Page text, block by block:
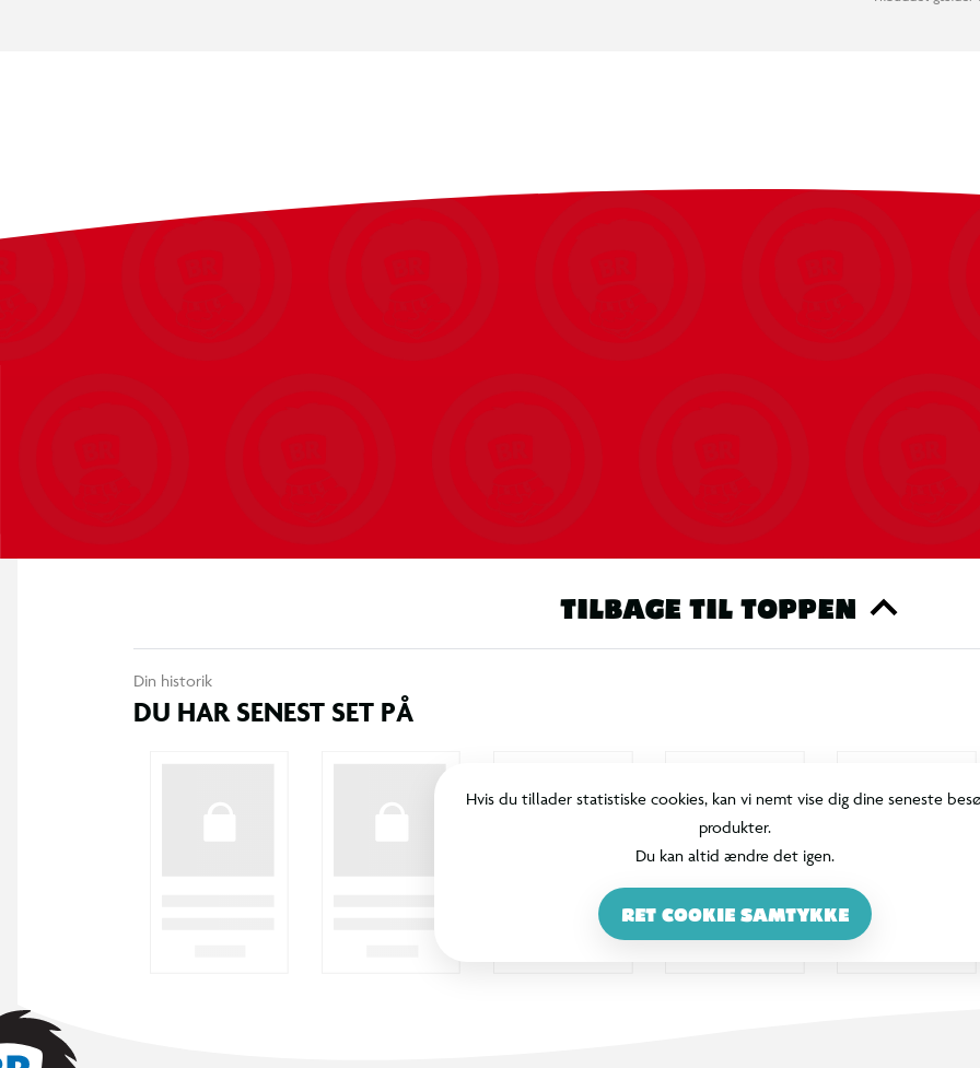
TILBAGE TIL TOPPEN
Din historik
DU HAR SENEST SET PÅ
Hvis du tillader statistiske cookies, kan vi nemt vise dig dine seneste
produkter.
Du kan altid ændre det igen.
RET COOKIE SAMTYKKE